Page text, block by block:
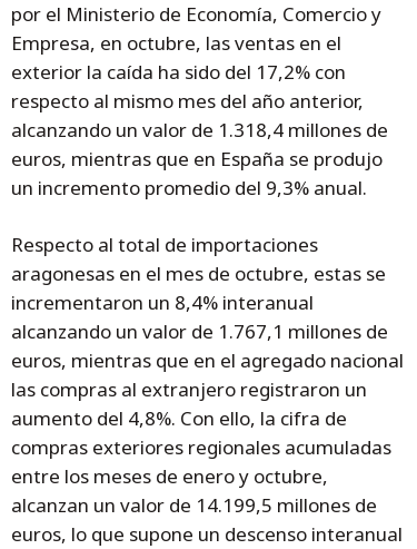
por el Ministerio de Economía, Comercio y
Empresa, en octubre, las ventas en el
exterior la caída ha sido del 17,2% con
respecto al mismo mes del año anterior,
alcanzando un valor de 1.318,4 millones de
euros, mientras que en España se produjo
un incremento promedio del 9,3% anual.
Respecto al total de importaciones
aragonesas en el mes de octubre, estas se
incrementaron un 8,4% interanual
alcanzando un valor de 1.767,1 millones de
euros, mientras que en el agregado nacional
las compras al extranjero registraron un
aumento del 4,8%. Con ello, la cifra de
compras exteriores regionales acumuladas
entre los meses de enero y octubre,
alcanzan un valor de 14.199,5 millones de
euros, lo que supone un descenso interanual